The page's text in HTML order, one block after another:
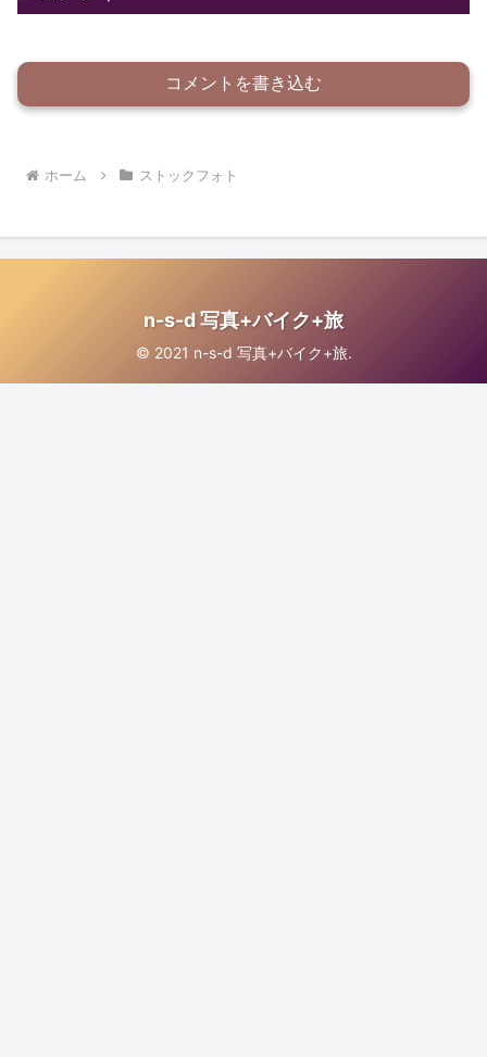
コメントを書き込む
ホーム ストックフォト
n-s-d 写真+バイク+旅
© 2021 n-s-d 写真+バイク+旅.